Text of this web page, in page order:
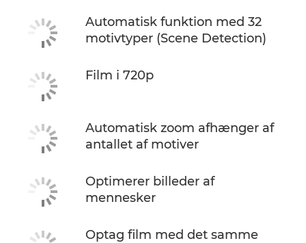
Automatisk funktion med 32
motivtyper (Scene Detection)
Film i 720p
Automatisk zoom afhænger af
antallet af motiver
Optimerer billeder af
mennesker
Optag film med det samme